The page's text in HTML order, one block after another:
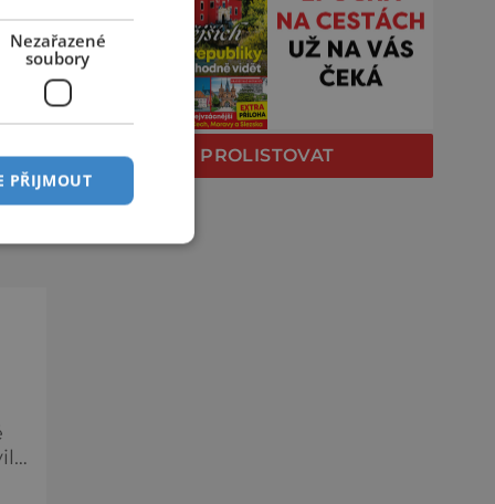
PROLISTOVAT
Nezařazené
soubory
PŘIJMOUT